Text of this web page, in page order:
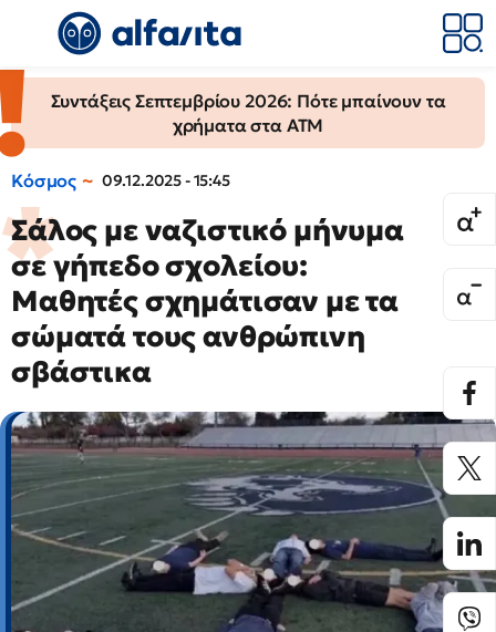
Συντάξεις Σεπτεμβρίου 2026: Πότε μπαίνουν τα
χρήματα στα ΑΤΜ
Κόσμος 09.12.2025 - 15:45
Σάλος με ναζιστικό μήνυμα
σε γήπεδο σχολείου:
Μαθητές σχημάτισαν με τα
σώματά τους ανθρώπινη
σβάστικα